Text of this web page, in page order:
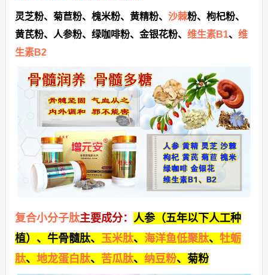
灵芝粉、 菊苣粉、 槐米粉、 黄精粉、 沙棘粉、枸杞粉、
黄芪粉、人参粉、绿咖啡粉、金银花粉、 维生素B1、 维
生素B2
复合小分子肽主要成分： 人参（五年以下人工种
植）、 牛骨髓肽、 玉米肽、 海洋鱼低聚肽、 牡蛎
肽、 地龙蛋白肽、 苦瓜肽、 纳豆粉、 菊粉